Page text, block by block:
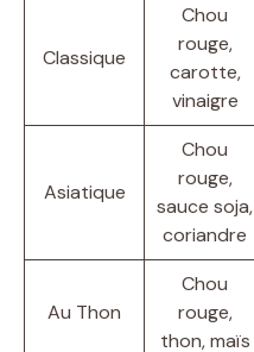
Classique
Chou
rouge,
carotte,
vinaigre
Asiatique
Chou
rouge,
sauce soja,
coriandre
Au Thon
Chou
rouge,
thon, maïs